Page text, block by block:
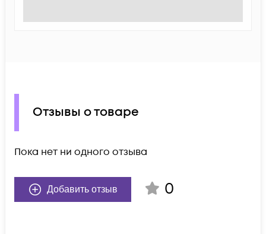
Отзывы о товаре
Пока нет ни одного отзыва
Добавить отзыв 0